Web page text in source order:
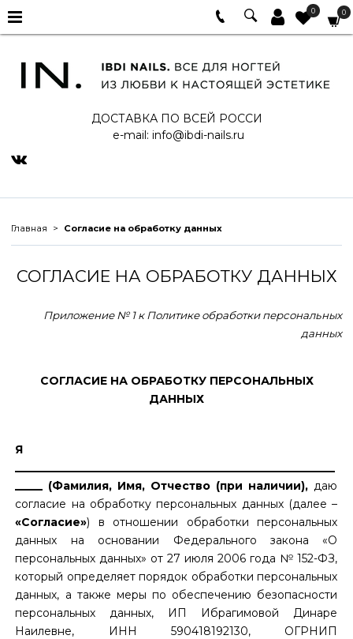
0 0
ДОСТАВКА ПО ВСЕЙ РОССИ
e-mail: info@ibdi-nails.ru
Главная Согласие на обработку данных
СОГЛАСИЕ НА ОБРАБОТКУ ДАННЫХ
Приложение № 1 к Политике обработки персональных
данных
СОГЛАСИЕ НА ОБРАБОТКУ ПЕРСОНАЛЬНЫХ
ДАННЫХ
Я
__________________________________________________________
_____ (Фамилия, Имя, Отчество (при наличии), даю
согласие на обработку персональных данных (далее –
«Согласие») в отношении обработки персональных
данных на основании Федерального закона «О
персональных данных» от 27 июля 2006 года № 152-ФЗ,
который определяет порядок обработки персональных
данных, а также меры по обеспечению безопасности
персональных данных, ИП Ибрагимовой Динаре
Наилевне, ИНН 590418192130, ОГРНИП